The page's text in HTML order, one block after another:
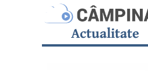
Actualitate